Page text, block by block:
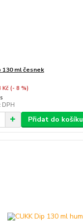
130 ml česnek
(- 8 %)
DPH
Přidat do košíku